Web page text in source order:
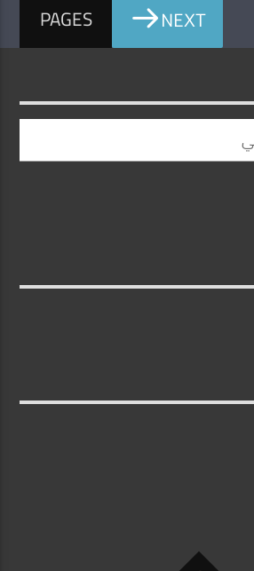
PAGES NEXT